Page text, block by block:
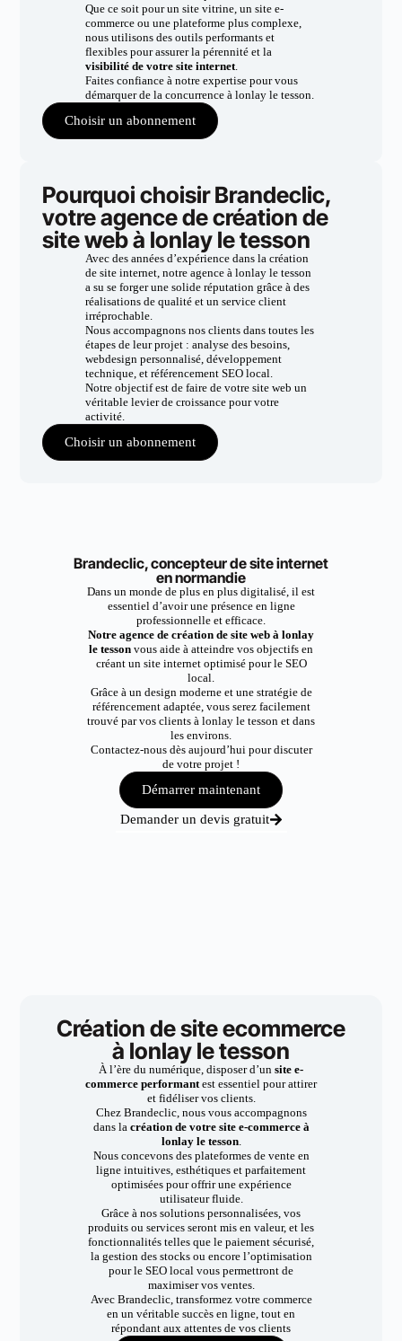
Que ce soit pour un site vitrine, un site e-
commerce ou une plateforme plus complexe,
nous utilisons des outils performants et
flexibles pour assurer la pérennité et la
visibilité de votre site internet.
Faites confiance à notre expertise pour vous
démarquer de la concurrence à lonlay le tesson.
Choisir un abonnement
Pourquoi choisir Brandeclic,
votre agence de création de
site web à lonlay le tesson
Avec des années d’expérience dans la création
de site internet, notre agence à lonlay le tesson
a su se forger une solide réputation grâce à des
réalisations de qualité et un service client
irréprochable.
Nous accompagnons nos clients dans toutes les
étapes de leur projet : analyse des besoins,
webdesign personnalisé, développement
technique, et référencement SEO local.
Notre objectif est de faire de votre site web un
véritable levier de croissance pour votre
activité.
Choisir un abonnement
Brandeclic, concepteur de site internet
en normandie
Dans un monde de plus en plus digitalisé, il est
essentiel d’avoir une présence en ligne
professionnelle et efficace.
Notre agence de création de site web à lonlay
le tesson vous aide à atteindre vos objectifs en
créant un site internet optimisé pour le SEO
local.
Grâce à un design moderne et une stratégie de
référencement adaptée, vous serez facilement
trouvé par vos clients à lonlay le tesson et dans
les environs.
Contactez-nous dès aujourd’hui pour discuter
de votre projet !
Démarrer maintenant
Demander un devis gratuit
Création de site ecommerce
à lonlay le tesson
À l’ère du numérique, disposer d’un site e-
commerce performantest essentiel pour attirer
et fidéliser vos clients.
Chez Brandeclic, nous vous accompagnons
dans la création de votre site e-commerce à
lonlay le tesson.
Nous concevons des plateformes de vente en
ligne intuitives, esthétiques et parfaitement
optimisées pour offrir une expérience
utilisateur fluide.
Grâce à nos solutions personnalisées, vos
produits ou services seront mis en valeur, et les
fonctionnalités telles que le paiement sécurisé,
la gestion des stocks ou encore l’optimisation
pour le SEO local vous permettront de
maximiser vos ventes.
Avec Brandeclic, transformez votre commerce
en un véritable succès en ligne, tout en
répondant aux attentes de vos clients